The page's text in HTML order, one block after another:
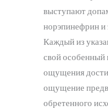
выступают
норэпинефрин
Каждый из
свой особенный
ощущения
ощущение
обретенного